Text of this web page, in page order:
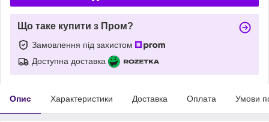
Що таке купити з Пром?
Замовлення під захистом
Доступна доставка
Опис Характеристики Доставка Оплата Умови